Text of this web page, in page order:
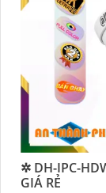
✲ DH-IPC-
GIÁ RẺ